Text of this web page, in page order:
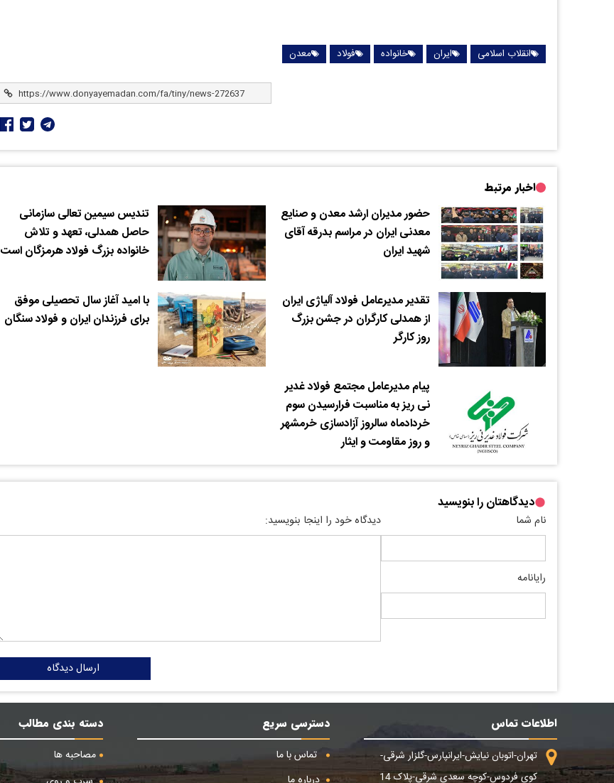
انقلاب اسلامی ایران خانواده فولاد معدن
اخبار مرتبط
حضور مدیران ارشد معدن و صنایع
معدنی ایران در مراسم بدرقه آقای
شهید ایران
تندیس سیمین تعالی سازمانی
حاصل همدلی، تعهد و تلاش
خانواده بزرگ فولاد هرمزگان است
تقدیر مدیرعامل فولاد آلیاژی ایران
از همدلی کارگران در جشن بزرگ
روز کارگر
با امید آغاز سال تحصیلی موفق
برای فرزندان ایران و فولاد سنگان
پیام مدیرعامل مجتمع فولاد غدیر
نی ریز به مناسبت فرارسیدن سوم
خردادماه سالروز آزادسازی خرمشهر
و روز مقاومت و ایثار
دیدگاهتان را بنویسید
نام شما
رایانامه
دیدگاه خود را اینجا بنویسید:
ارسال دیدگاه
اطلاعات تماس
تهران-اتوبان نیایش-ایرانپارس-گلزار شرقی-
کوی فردوس-کوچه سعدی شرقی-پلاک 14
دسترسی سریع
تماس با ما
دسته بندی مطالب
مصاحبه ها